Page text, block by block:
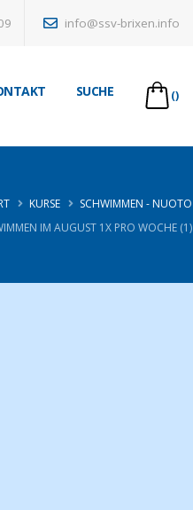
info@ssv-brixen.info
SUCHE ()
KURSE
SCHWIMMEN - NUOTO
IM AUGUST 1X PRO WOCHE (1)